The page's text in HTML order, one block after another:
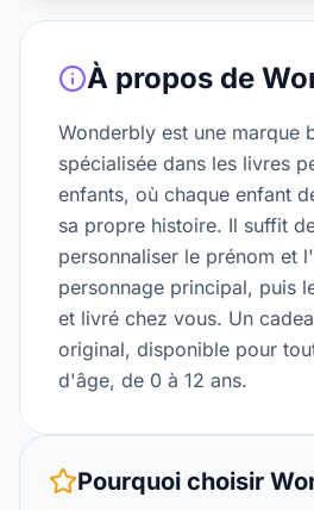
À propos de
Wonderbly est une marque
spécialisée dans les livres
enfants, où chaque enfant
sa propre histoire. Il suffit
personnaliser le prénom et
personnage principal, puis
et livré chez vous. Un
original, disponible pour
d'âge, de 0 à 12 ans.
Pourquoi choisir